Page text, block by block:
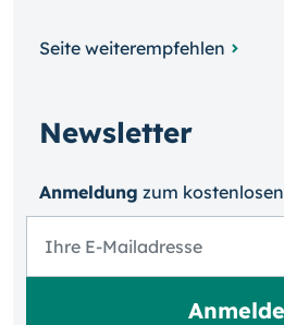
Seite weiterempfehlen
Newsletter
Anmeldung zum kosten­losen